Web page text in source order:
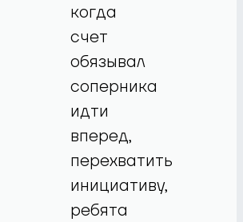
когда
счет
обязывал
соперника
идти
вперед,
перехватить
инициативу,
ребята